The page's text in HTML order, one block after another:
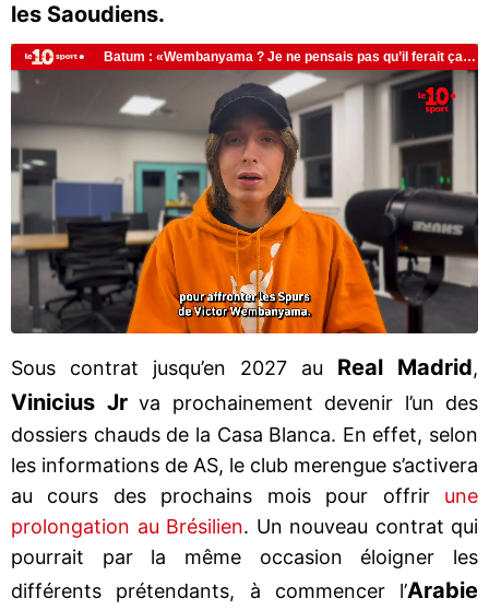
les Saoudiens.
Sous contrat jusqu’en 2027 au Real Madrid,
Vinicius Jrva prochainement devenir l’un des
dossiers chauds de la Casa Blanca. En effet, selon
les informations de AS, le club merengue s’activera
au cours des prochains mois pour offrir une
prolongation au Brésilien. Un nouveau contrat qui
pourrait par la même occasion éloigner les
différents prétendants, à commencer l’Arabie